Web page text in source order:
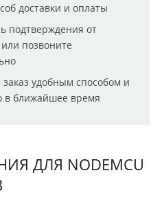
доставки и оплаты
подтверждения от
позвоните
удобным способом и
в ближайшее время
ДЛЯ NODEMCU